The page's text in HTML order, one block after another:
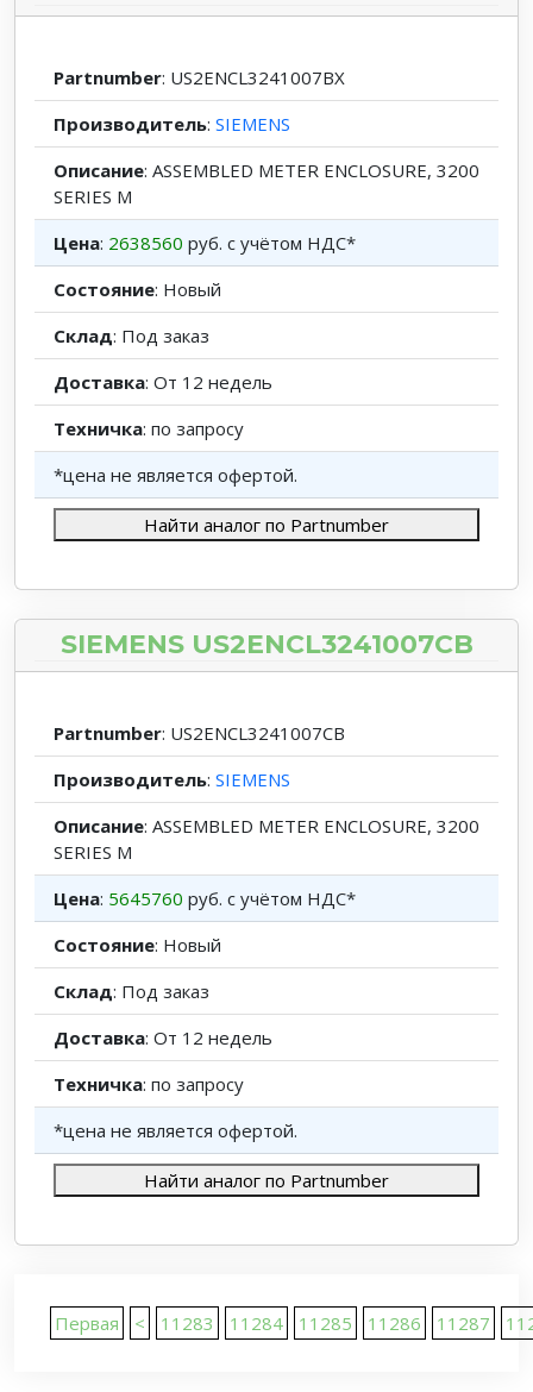
Partnumber: US2ENCL3241007BX
Производитель: SIEMENS
Описание: ASSEMBLED METER ENCLOSURE, 3200
SERIES M
Цена: 2638560 руб. с учётом НДС*
Состояние: Новый
Склад: Под заказ
Доставка: От 12 недель
Техничка: по запросу
*цена не является офертой.
Найти аналог по Partnumber
SIEMENS US2ENCL3241007CB
Partnumber: US2ENCL3241007CB
Производитель: SIEMENS
Описание: ASSEMBLED METER ENCLOSURE, 3200
SERIES M
Цена: 5645760 руб. с учётом НДС*
Состояние: Новый
Склад: Под заказ
Доставка: От 12 недель
Техничка: по запросу
*цена не является офертой.
Найти аналог по Partnumber
Первая < 11283 11284 11285 11286 11287